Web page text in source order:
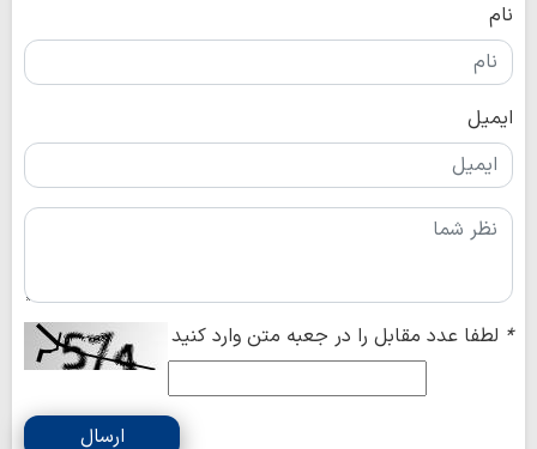
نام
ایمیل
* لطفا عدد مقابل را در جعبه متن وارد کنید
ارسال